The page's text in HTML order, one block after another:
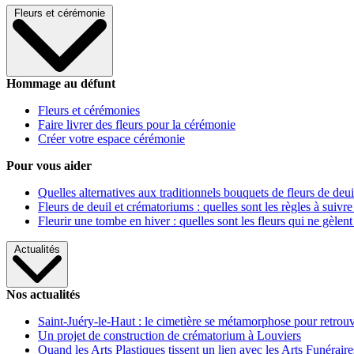
Fleurs et cérémonie
Hommage au défunt
Fleurs et cérémonies
Faire livrer des fleurs pour la cérémonie
Créer votre espace cérémonie
Pour vous aider
Quelles alternatives aux traditionnels bouquets de fleurs de
Fleurs de deuil et crématoriums : quelles sont les règles à
Fleurir une tombe en hiver : quelles sont les fleurs qui ne gèlent
Actualités
Nos actualités
Saint-Juéry-le-Haut : le cimetière se métamorphose pour
Un projet de construction de crématorium à Louviers
Quand les Arts Plastiques tissent un lien avec les Arts